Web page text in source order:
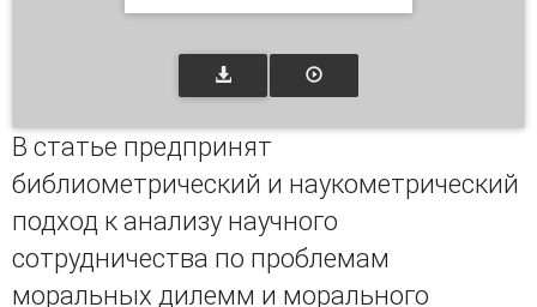
В статье предпринят
библиометрический и наукометрический
подход к анализу научного
сотрудничества по проблемам
моральных дилемм и морального